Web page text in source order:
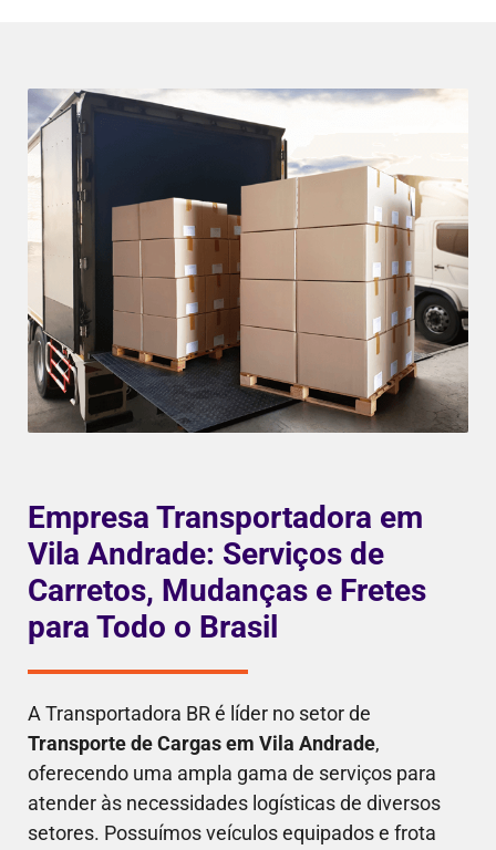
Empresa Transportadora em
Vila Andrade: Serviços de
Carretos, Mudanças e Fretes
para Todo o Brasil
A Transportadora BR é líder no setor de
Transporte de Cargas em Vila Andrade,
oferecendo uma ampla gama de serviços para
atender às necessidades logísticas de diversos
setores. Possuímos veículos equipados e frota